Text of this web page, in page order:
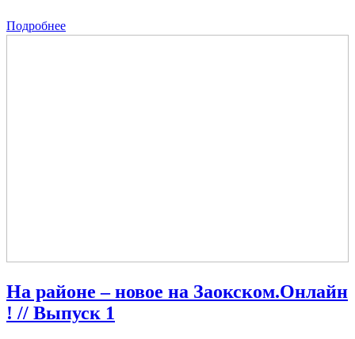
Подробнее
На районе – новое на Заокском.Онлайн
! // Выпуск 1